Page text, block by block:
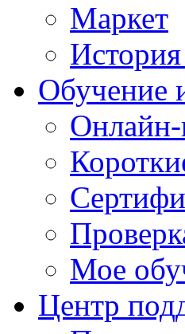
Маркет
Обучение
Онлайн-
Мое
Центр